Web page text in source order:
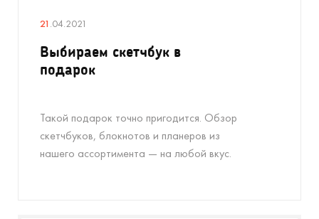
21 .04.2021
Выбираем скетчбук в
подарок
Такой подарок точно пригодится. Обзор
скетчбуков, блокнотов и планеров из
нашего ассортимента — на любой вкус.